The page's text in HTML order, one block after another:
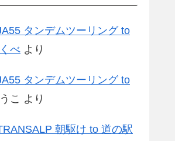
タンデムツーリング to
べ より
タンデムツーリング to
こ より
朝駆け to 道の駅